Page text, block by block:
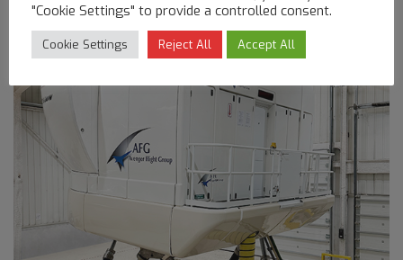
"Cookie Settings" to provide a controlled consent.
Cookie Settings Reject All Accept All